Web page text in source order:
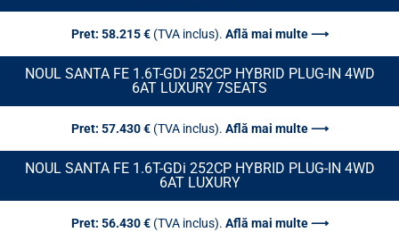
Pret: 58.215 €(TVA inclus). Află mai multe ⟶
NOUL SANTA FE 1.6T-GDi 252CP HYBRID PLUG-IN 4WD
6AT LUXURY 7SEATS
Pret: 57.430 €(TVA inclus). Află mai multe ⟶
NOUL SANTA FE 1.6T-GDi 252CP HYBRID PLUG-IN 4WD
6AT LUXURY
Pret: 56.430 €(TVA inclus). Află mai multe ⟶